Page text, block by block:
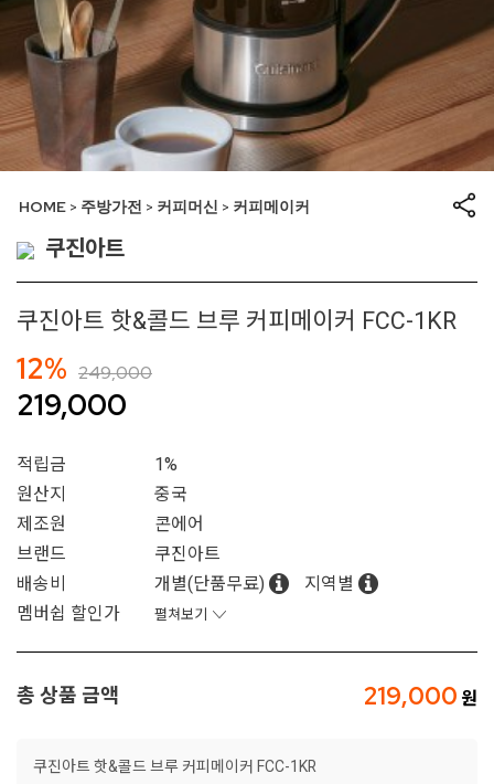
HOME > 주방가전 > 커피머신 > 커피메이커
쿠진아트
쿠진아트 핫&콜드 브루 커피메이커 FCC-1KR
12% 249,000
219,000
적립금
1%
원산지
중국
제조원
콘에어
브랜드
쿠진아트
배송비
개별(단품무료)
지역별
멤버쉽 할인가
펼쳐보기
총 상품 금액 219,000
쿠진아트 핫&콜드 브루 커피메이커 FCC-1KR